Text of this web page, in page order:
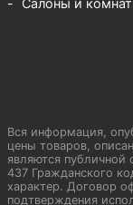
Вся информация,
цены товаров,
являются
437 Гражданского
характер. Договор
подтверждения